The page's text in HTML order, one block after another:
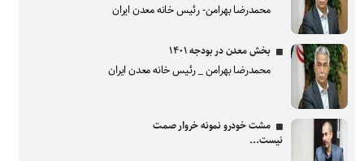
محمدرضا بهرامن- رئیس خانه معدن ایران
بخش معدن در بودجه ۱۴۰۱
محمدرضا بهرامن _ رئیس خانه معدن ایران
مشت خودرو نمونه خروار صمت
نیست...